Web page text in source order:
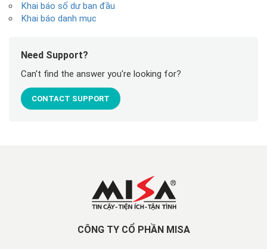
Khai báo số dư ban đầu
Khai báo danh mục
Need Support?
Can't find the answer you're looking for?
CONTACT SUPPORT
CÔNG TY CỔ PHẦN MISA